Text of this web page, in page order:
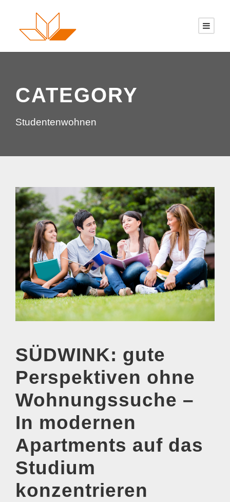
CATEGORY
Studentenwohnen
SÜDWINK: gute
Perspektiven ohne
Wohnungssuche –
In modernen
Apartments auf das
Studium
konzentrieren